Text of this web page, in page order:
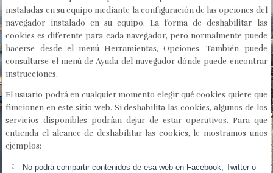
instaladas en su equipo mediante la configuración de las opciones del
navegador instalado en su equipo. La forma de deshabilitar las
cookies es diferente para cada navegador, pero normalmente puede
hacerse desde el menú Herramientas, Opciones. También puede
consultarse el menú de Ayuda del navegador dónde puede encontrar
instrucciones.
El usuario podrá en cualquier momento elegir qué cookies quiere que
funcionen en este sitio web. Si deshabilita las cookies, algunos de los
servicios disponibles podrían dejar de estar operativos. Para que
entienda el alcance de deshabilitar las cookies, le mostramos unos
ejemplos:
No podrá compartir contenidos de esa web en Facebook, Twitter o